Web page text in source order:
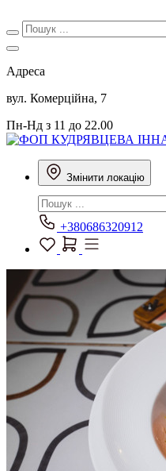
Адреса
вул. Комерційна, 7
Пн-Нд з 11 до 22.00
Змінити локацію
+380686320912